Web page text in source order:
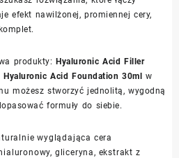
efekt nawilżonej, promiennej cery,
produkty: Hyaluronic Acid Filler
Hyaluronic Acid Foundation 30ml
w
możesz stworzyć jednolitą, wygodną
formuły do siebie.
wyglądająca cera
gliceryna, ekstrakt z